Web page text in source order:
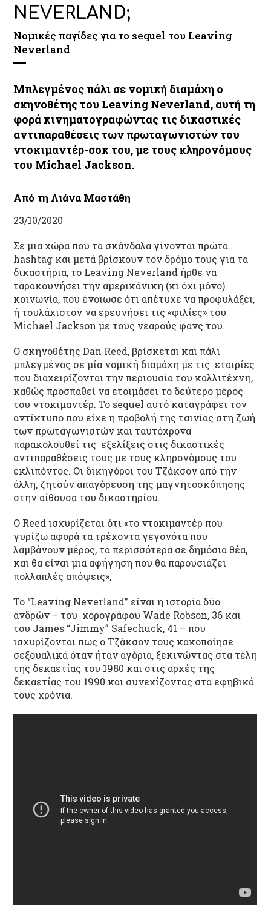
NEVERLAND;
Νομικές παγίδες για το sequel του Leaving
Neverland
Μπλεγμένος πάλι σε νομική διαμάχη ο
σκηνοθέτης του Leaving Neverland, αυτή τη
φορά κινηματογραφώντας τις δικαστικές
αντιπαραθέσεις των πρωταγωνιστών του
ντοκιμαντέρ-σοκ του, με τους κληρονόμους
του Michael Jackson.
Από τη Λιάνα Μαστάθη
23/10/2020
Σε μια χώρα που τα σκάνδαλα γίνονται πρώτα
hashtag και μετά βρίσκουν τον δρόμο τους για τα
δικαστήρια, το Leaving Neverland ήρθε να
ταρακουνήσει την αμερικάνικη (κι όχι μόνο)
κοινωνία, που ένοιωσε ότι απέτυχε να προφυλάξει,
ή τουλάχιστον να ερευνήσει τις «φιλίες» του
Michael Jackson με τους νεαρούς φανς του.
Ο σκηνοθέτης Dan Reed, βρίσκεται και πάλι
μπλεγμένος σε μία νομική διαμάχη με τις εταιρίες
που διαχειρίζονται την περιουσία του καλλιτέχνη,
καθώς προσπαθεί να ετοιμάσει το δεύτερο μέρος
του ντοκιμαντέρ. Το sequel αυτό καταγράφει τον
αντίκτυπο που είχε η προβολή της ταινίας στη ζωή
των πρωταγωνιστών και ταυτόχρονα
παρακολουθεί τις εξελίξεις στις δικαστικές
αντιπαραθέσεις τους με τους κληρονόμους του
εκλιπόντος. Οι δικηγόροι του Τζάκσον από την
άλλη, ζητούν απαγόρευση της μαγνητοσκόπησης
στην αίθουσα του δικαστηρίου.
O Reed ισχυρίζεται ότι «το ντοκιμαντέρ που
γυρίζω αφορά τα τρέχοντα γεγονότα που
λαμβάνουν μέρος, τα περισσότερα σε δημόσια θέα,
και θα είναι μια αφήγηση που θα παρουσιάζει
πολλαπλές απόψεις»,
Το “Leaving Neverland” είναι η ιστορία δύο
ανδρών – του χορογράφου Wade Robson, 36 και
του James “Jimmy” Safechuck, 41 – που
ισχυρίζονται πως ο Τζάκσον τους κακοποίησε
σεξουαλικά όταν ήταν αγόρια, ξεκινώντας στα τέλη
της δεκαετίας του 1980 και στις αρχές της
δεκαετίας του 1990 και συνεχίζοντας στα εφηβικά
τους χρόνια.